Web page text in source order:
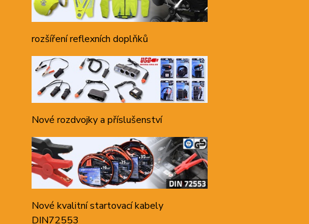
rozšíření reflexních doplňků
Nové rozdvojky a příslušenství
Nové kvalitní startovací kabely
DIN72553